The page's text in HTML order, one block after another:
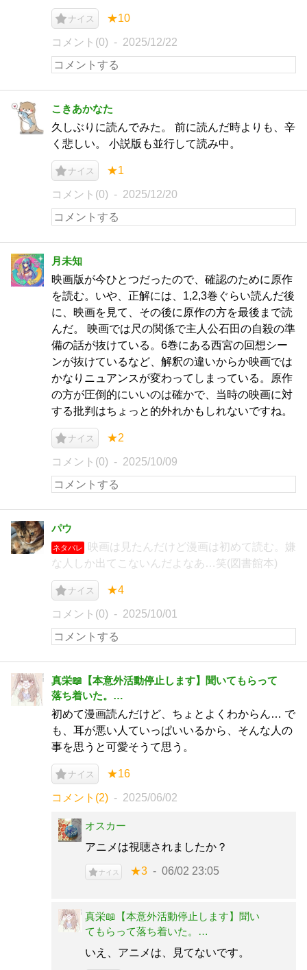
ナイス ★10
コメント(0) 2025/12/22
こきあかなた
久しぶりに読んでみた。 前に読んだ時よりも、辛
く悲しい。 小説版も並行して読み中。
ナイス ★1
コメント(0) 2025/12/20
月未知
映画版が今ひとつだったので、確認のために原作
を読む。いや、正解には、1,2,3巻ぐらい読んだ後
に、映画を見て、その後に原作の方を最後まで読
んだ。 映画では尺の関係で主人公石田の自殺の準
備の話が抜けている。6巻にある西宮の回想シー
ンが抜けているなど、解釈の違いからか映画では
かなりニュアンスが変わってしまっている。原作
の方が圧倒的にいいのは確かで、当時の映画に対
する批判はちょっと的外れかもしれないですね。
ナイス ★2
コメント(0) 2025/10/09
パウ
ネタバレ
映画は見たんだけど漫画は初めて読む。嫌
な人しか出てこないんだよなあ…笑(図書館本)
ナイス ★4
コメント(0) 2025/10/01
真栄📖【本意外活動停止します】聞いてもらって
落ち着いた。…
初めて漫画読んだけど、ちょとよくわからん… で
も、耳が悪い人ていっぱいいるから、そんな人の
事を思うと可愛そうて思う。
ナイス ★16
コメント(2) 2025/06/02
オスカー
アニメは視聴されましたか？
ナイス ★3 06/02 23:05
真栄📖【本意外活動停止します】聞い
てもらって落ち着いた。…
いえ、アニメは、見てないです。